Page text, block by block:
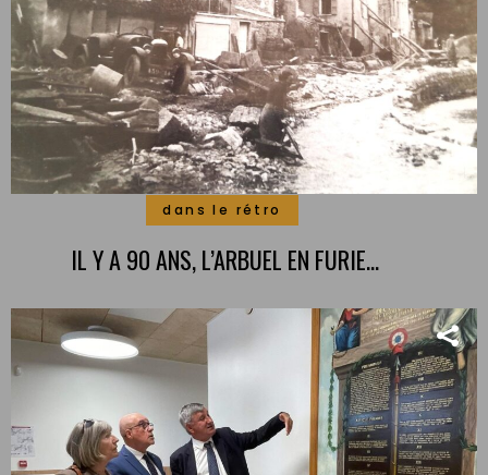
dans le rétro
IL Y A 90 ANS, L’ARBUEL EN FURIE…